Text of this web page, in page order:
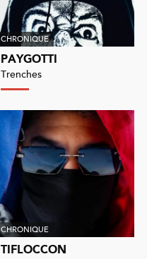
CHRONIQUE
PAYGOTTI
Trenches
CHRONIQUE
TIFLOCCON